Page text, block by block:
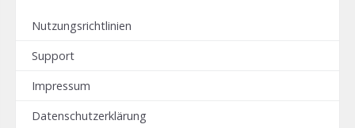
Nutzungsrichtlinien
Support
Impressum
Datenschutzerklärung